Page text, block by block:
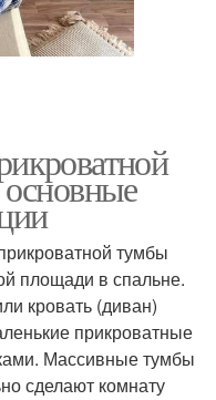
тумбы
площади в спальне.
кровать (диван)
прикроватные
Массивные тумбы
сделают комнату